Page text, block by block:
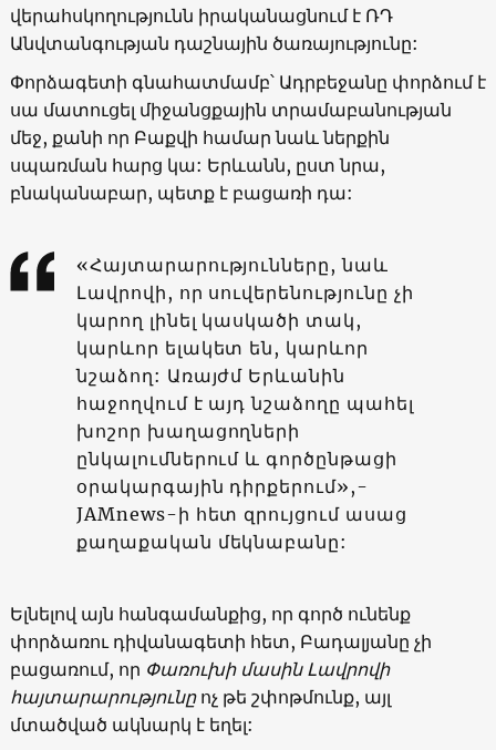
վերահսկողությունն իրականացնում է ՌԴ
Անվտանգության դաշնային ծառայությունը:
Փորձագետի գնահատմամբ՝ Ադրբեջանը փորձում է
սա մատուցել միջանցքային տրամաբանության
մեջ, քանի որ Բաքվի համար նաև ներքին
սպառման հարց կա: Երևանն, ըստ նրա,
բնականաբար, պետք է բացառի դա:
«Հայտարարությունները, նաև
Լավրովի, որ սուվերենությունը չի
կարող լինել կասկածի տակ,
կարևոր ելակետ են, կարևոր
նշաձող: Առայժմ Երևանին
հաջողվում է այդ նշաձողը պահել
խոշոր խաղացողների
ընկալումներում և գործընթացի
օրակարգային դիրքերում»,-
JAMnews-ի հետ զրույցում ասաց
քաղաքական մեկնաբանը:
Ելնելով այն հանգամանքից, որ գործ ունենք
փորձառու դիվանագետի հետ, Բադալյանը չի
բացառում, որ Փառուխի մասին Լավրովի
հայտարարությունը ոչ թե շփոթմունք, այլ
մտածված ակնարկ է եղել: